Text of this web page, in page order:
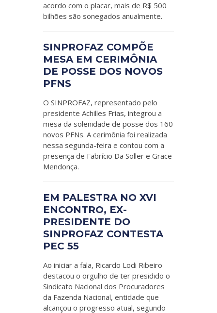
acordo com o placar, mais de R$ 500
bilhões são sonegados anualmente.
SINPROFAZ COMPÕE
MESA EM CERIMÔNIA
DE POSSE DOS NOVOS
PFNS
O SINPROFAZ, representado pelo
presidente Achilles Frias, integrou a
mesa da solenidade de posse dos 160
novos PFNs. A cerimônia foi realizada
nessa segunda-feira e contou com a
presença de Fabrício Da Soller e Grace
Mendonça.
EM PALESTRA NO XVI
ENCONTRO, EX-
PRESIDENTE DO
SINPROFAZ CONTESTA
PEC 55
Ao iniciar a fala, Ricardo Lodi Ribeiro
destacou o orgulho de ter presidido o
Sindicato Nacional dos Procuradores
da Fazenda Nacional, entidade que
alcançou o progresso atual, segundo